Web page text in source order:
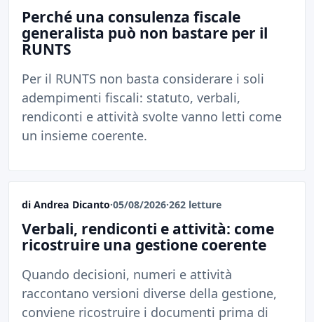
Perché una consulenza fiscale
generalista può non bastare per il
RUNTS
Per il RUNTS non basta considerare i soli
adempimenti fiscali: statuto, verbali,
rendiconti e attività svolte vanno letti come
un insieme coerente.
di Andrea Dicanto·05/08/2026·262 letture
Verbali, rendiconti e attività: come
ricostruire una gestione coerente
Quando decisioni, numeri e attività
raccontano versioni diverse della gestione,
conviene ricostruire i documenti prima di